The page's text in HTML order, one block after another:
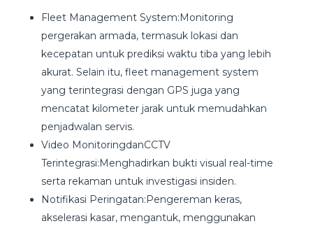
Fleet Management System:Monitoring
pergerakan armada, termasuk lokasi dan
kecepatan untuk prediksi waktu tiba yang lebih
akurat. Selain itu, fleet management system
yang terintegrasi dengan GPS juga yang
mencatat kilometer jarak untuk memudahkan
penjadwalan servis.
Video MonitoringdanCCTV
Terintegrasi:Menghadirkan bukti visual real-time
serta rekaman untuk investigasi insiden.
Notifikasi Peringatan:Pengereman keras,
akselerasi kasar, mengantuk, menggunakan